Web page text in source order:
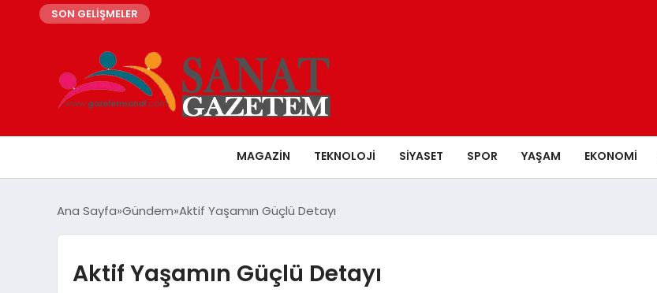
SON GELİŞMELER
MAGAZIN TEKNOLOJI SIYASET SPOR YAŞAM EKONOMI
Ana Sayfa Gündem Aktif Yaşamın Güçlü Detayı
Aktif Yaşamın Güçlü Detayı